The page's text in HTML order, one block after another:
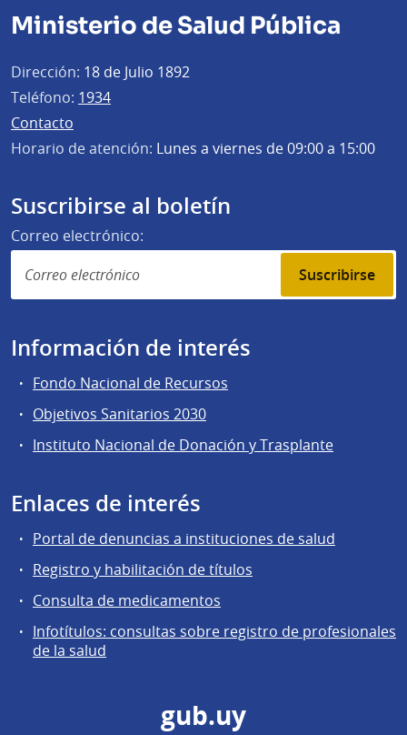
Ministerio de Salud Pública
Dirección: 18 de Julio 1892
Teléfono: 1934
Contacto
Horario de atención: Lunes a viernes de 09:00 a 15:00
Suscribirse al boletín
Correo electrónico:
Suscribirse
Información de interés
Fondo Nacional de Recursos
Objetivos Sanitarios 2030
Instituto Nacional de Donación y Trasplante
Enlaces de interés
Portal de denuncias a instituciones de salud
Registro y habilitación de títulos
Consulta de medicamentos
Infotítulos: consultas sobre registro de profesionales
de la salud
gub.uy